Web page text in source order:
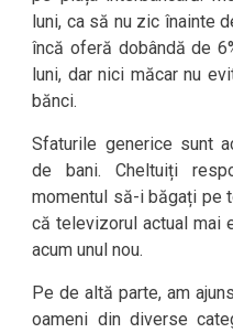
luni, ca să nu zic înainte
încă oferă dobândă de
luni, dar nici măcar nu
bănci.
Sfaturile generice sunt
de bani. Cheltuiți
momentul să-i băgați pe
că televizorul actual mai
acum unul nou.
Pe de altă parte, am
oameni din diverse